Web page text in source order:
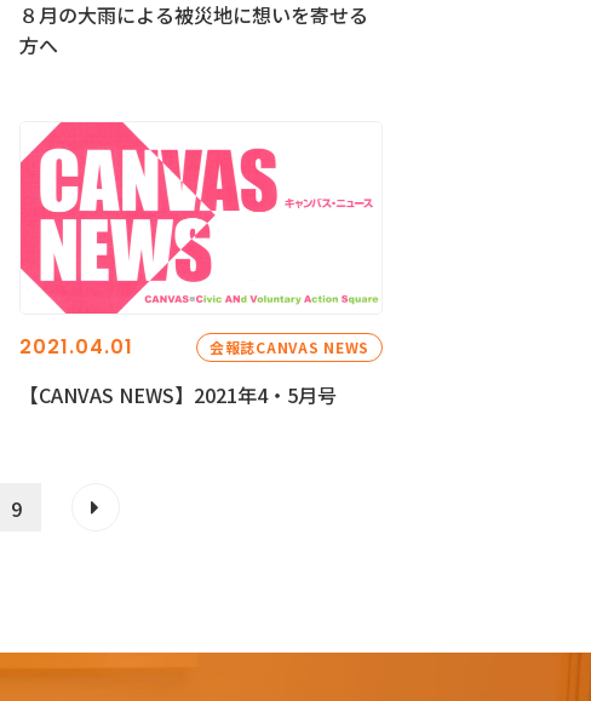
８月の大雨による被災地に想いを寄せる
方へ
2021.04.01 会報誌CANVAS NEWS
【CANVAS NEWS】2021年4・5月号
9